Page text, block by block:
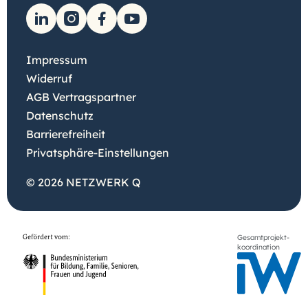
Impressum
Widerruf
AGB Vertragspartner
Datenschutz
Barrierefreiheit
Privatsphäre-Einstellungen
© 2026 NETZWERK Q
Gesamtprojekt-
koordination